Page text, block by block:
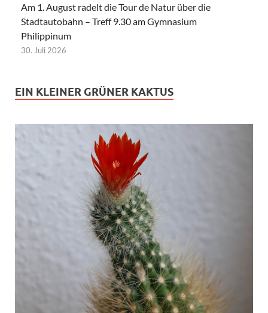
Am 1. August radelt die Tour de Natur über die
Stadtautobahn – Treff 9.30 am Gymnasium
Philippinum
30. Juli 2026
EIN KLEINER GRÜNER KAKTUS